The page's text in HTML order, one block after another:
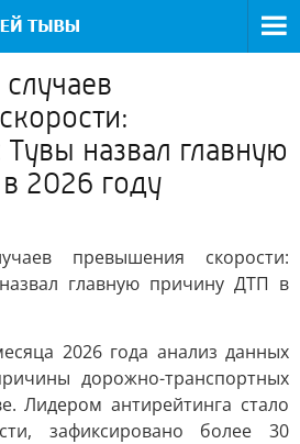
назвал главную
2026 году
превышения скорости:
главную причину ДТП в
2026 года анализ данных
дорожно-транспортных
Лидером антирейтинга стало
зафиксировано более 30